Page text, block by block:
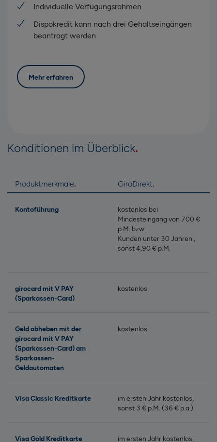
Individuelle Verfügungsrahmen
Dispokredit kann nach drei Gehaltseingängen
beantragt werden
Mehr erfahren
Konditionen im Überblick
Produktmerkmale GiroDirekt
Kontoführung
kostenlos bei
Mindesteingang von 700 €
p.M. bzw.
Kunden unter 30 Jahren ,
sonst 4,90 € p.M.
girocard mit V PAY
(Sparkassen-Card)
kostenlos
Geld abheben mit der
girocard mit V PAY
(Sparkassen-Card) am
Sparkassen-
Geldautomaten
kostenlos
Visa Classic Kreditkarte
im ersten Jahr kostenlos,
sonst 3 € p.M. (36 € p.a.)
Visa Gold Kreditkarte
im ersten Jahr kostenlos,